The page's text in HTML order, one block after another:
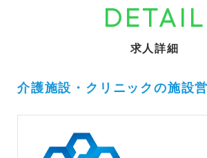
DETAIL
求人詳細
介護施設・クリニックの施設